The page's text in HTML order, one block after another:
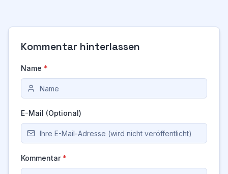
Kommentar hinterlassen
Name *
E-Mail (Optional)
Kommentar *